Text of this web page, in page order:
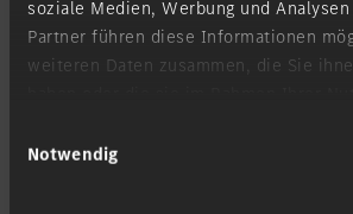
soziale Medien, Werbung und
Partner führen diese Informationen
weiteren Daten zusammen, die Sie
Notwendig